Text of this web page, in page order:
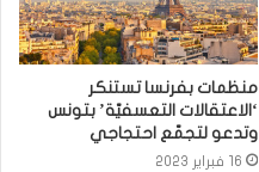
منظمات بفرنسا تستنكر
‘الاعتقالات التعسفيّة’ بتونس
وتدعو لتجمّع احتجاجي
16 فبراير 2023